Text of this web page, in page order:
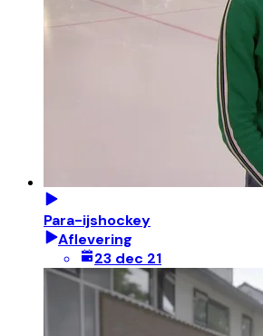
Para-ijshockey
Aflevering
23 dec 21